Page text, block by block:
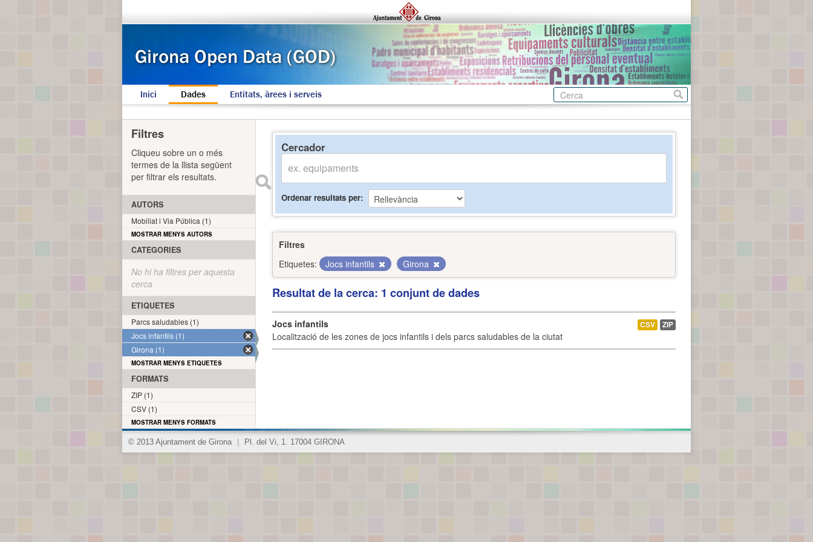
Inici Dades Entitats, àrees i serveis
Cercador
Ordenar resultats per
Filtres
Etiquetes:
Jocs infantils Girona
Resultat de la cerca: 1 conjunt de dades
Jocs infantils
Localització de les zones de jocs infantils i dels parcs saludables de la ciutat
CSV ZIP
Filtres
Cliqueu sobre un o més
termes de la llista següent
per filtrar els resultats.
AUTORS
Mobiliat i Via Pública (1)
MOSTRAR MENYS AUTORS
CATEGORIES
No hi ha filtres per aquesta
cerca
ETIQUETES
Parcs saludables (1)
Jocs infantils (1)
Girona (1)
MOSTRAR MENYS ETIQUETES
FORMATS
ZIP (1)
CSV (1)
MOSTRAR MENYS FORMATS
© 2013 Ajuntament de Girona Pl. del Vi, 1. 17004 GIRONA